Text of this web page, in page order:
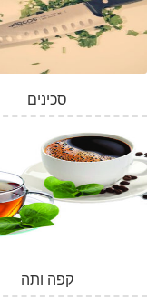
סכינים
קפה ותה